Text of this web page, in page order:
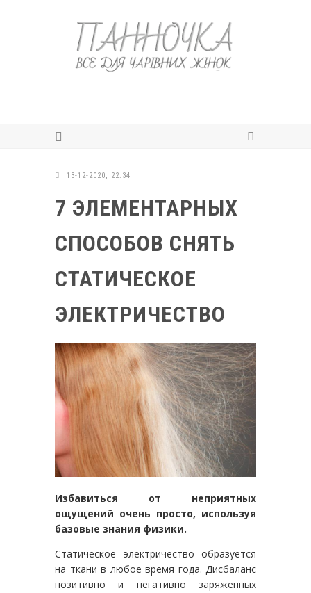
13-12-2020, 22:34
7 ЭЛЕМЕНТАРНЫХ
СПОСОБОВ СНЯТЬ
СТАТИЧЕСКОЕ
ЭЛЕКТРИЧЕСТВО
Избавиться от неприятных
ощущений очень просто, используя
базовые знания физики.
Статическое электричество образуется
на ткани в любое время года. Дисбаланс
позитивно и негативно заряженных